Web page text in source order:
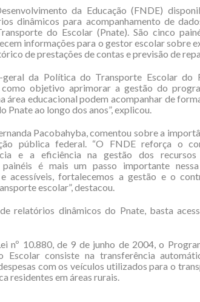
da Educação (FNDE)
dinâmicos para acompanhamento de
do Escolar (Pnate). São cinco
informações para o gestor escolar sobre
de prestações de contas e previsão de
geral da Política do Transporte Escolar do
objetivo aprimorar a gestão do
área educacional podem acompanhar de
Pnate ao longo dos anos”, explicou.
Pacobahyba, comentou sobre a
pública federal. “O FNDE reforça o
e a eficiência na gestão dos
painéis é mais um passo importante
acessíveis, fortalecemos a gestão e o
escolar”, destacou.
relatórios dinâmicos do Pnate, basta
nº 10.880, de 9 de junho de 2004, o
consiste na transferência
com os veículos utilizados para o
residentes em áreas rurais.